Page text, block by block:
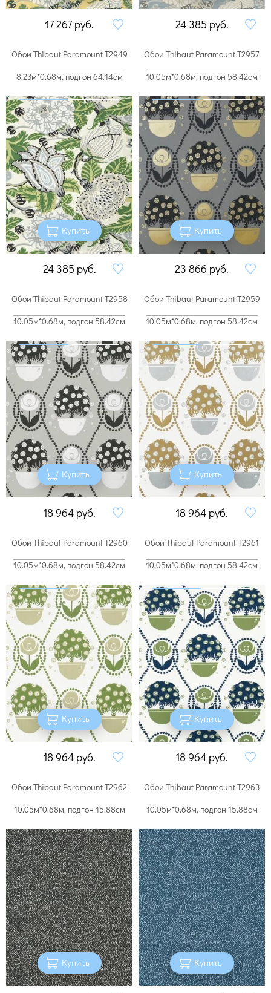
17 267 руб. 24 385 руб.
Обои Thibaut Paramount T2949
8.23м*0.68м, подгон 64.14см
Купить
24 385 руб.
Обои Thibaut Paramount T2957
10.05м*0.68м, подгон 58.42см
Купить
23 866 руб.
Обои Thibaut Paramount T2958
10.05м*0.68м, подгон 58.42см
Купить
18 964 руб.
Обои Thibaut Paramount T2959
10.05м*0.68м, подгон 58.42см
Купить
18 964 руб.
Обои Thibaut Paramount T2960
10.05м*0.68м, подгон 58.42см
Купить
18 964 руб.
Обои Thibaut Paramount T2961
10.05м*0.68м, подгон 58.42см
Купить
18 964 руб.
Обои Thibaut Paramount T2962
10.05м*0.68м, подгон 15.88см
Купить
Обои Thibaut Paramount T2963
10.05м*0.68м, подгон 15.88см
Купить